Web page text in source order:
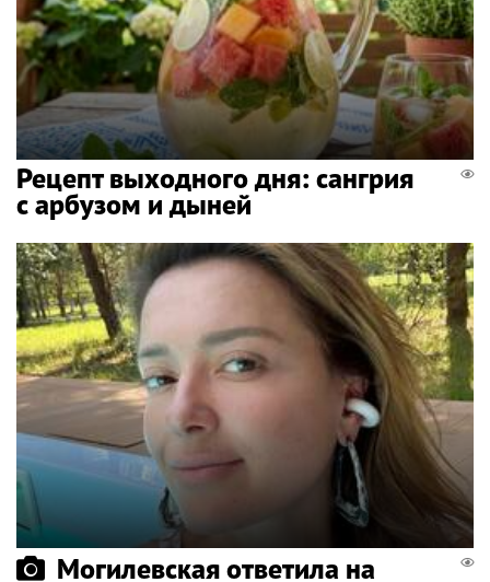
Рецепт выходного дня: сангрия
с арбузом и дыней
Могилевская ответила на